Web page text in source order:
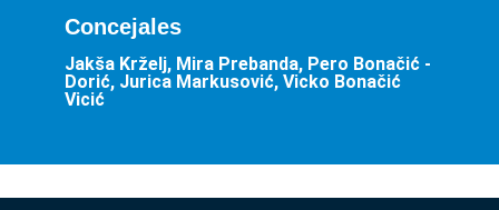
Concejales
Jakša Krželj, Mira Prebanda, Pero Bonačić -
Dorić, Jurica Markusović, Vicko Bonačić
Vicić